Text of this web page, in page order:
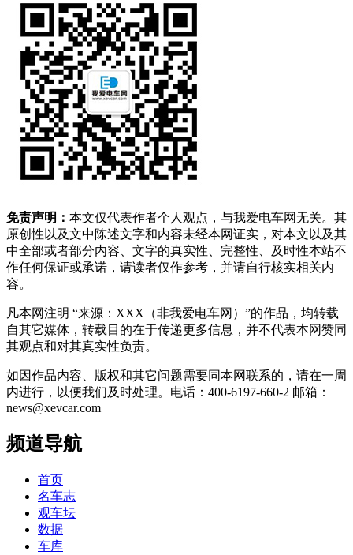
免责声明： 本文仅代表作者个人观点，与我爱电车网无关。其
原创性以及文中陈述文字和内容未经本网证实，对本文以及其
中全部或者部分内容、文字的真实性、完整性、及时性本站不
作任何保证或承诺，请读者仅作参考，并请自行核实相关内
容。
凡本网注明 “来源：XXX（非我爱电车网）”的作品，均转载
自其它媒体，转载目的在于传递更多信息，并不代表本网赞同
其观点和对其真实性负责。
如因作品内容、版权和其它问题需要同本网联系的，请在一周
内进行，以便我们及时处理。电话：400-6197-660-2 邮箱：
news@xevcar.com
频道导航
首页
名车志
观车坛
数据
车库